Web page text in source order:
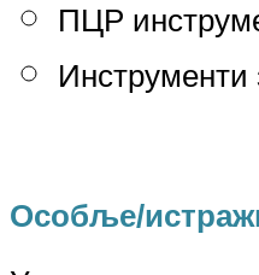
ПЦР
Инструменти
Особље/